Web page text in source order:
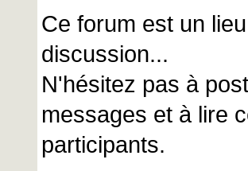
Ce forum est un
discussion...
N'hésitez pas à
messages et à lire
participants.